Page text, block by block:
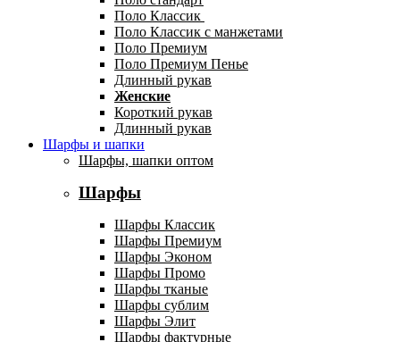
Поло Классик
Поло Классик с манжетами
Поло Премиум
Поло Премиум Пенье
Длинный рукав
Женские
Короткий рукав
Длинный рукав
Шарфы и шапки
Шарфы, шапки оптом
Шарфы
Шарфы Классик
Шарфы Премиум
Шарфы Эконом
Шарфы Промо
Шарфы тканые
Шарфы сублим
Шарфы Элит
Шарфы фактурные